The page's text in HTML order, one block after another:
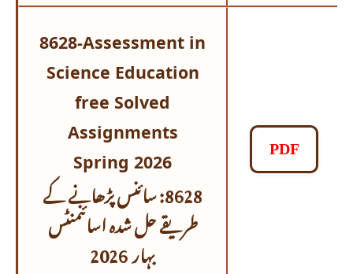
8628-Assessment in
Science Education
free Solved
Assignments
Spring 2026
8628: سائنس پڑھانے کے
طریقے حل شدہ اسائنمنٹس
بہار 2026
PDF